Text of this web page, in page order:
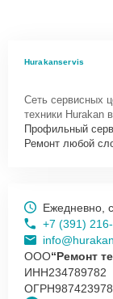
Hurakanservis
Сеть сервисных
техники Hurakan
Профильный
Ремонт любой
Ежедневно,
+7 (391)
ООО“Ремонт
ИНН234789782
ОГРН